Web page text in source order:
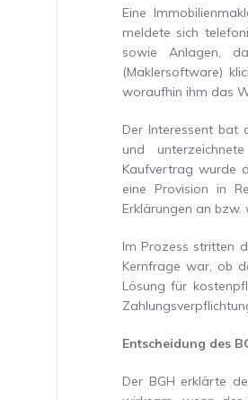
Eine
meldete sich
sowie Anlagen,
(Maklersoftware)
woraufhin ihm das
Der Interessent bat
und
Kaufvertrag wurde
eine Provision in
Erklärungen an bzw.
Im Prozess stritten
Kernfrage war, ob
Lösung für
Entscheidung des
Der BGH erklärte